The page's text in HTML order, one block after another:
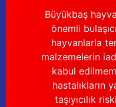
Büyükbaş
önemli
hayvanlarla
malzemelerin
kabul
hastalıkların
taşıyıcılık